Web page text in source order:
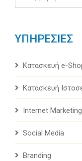
ΥΠΗΡΕΣΙΕΣ
Κατασκευή e-
Κατασκευή
Internet Marketing
Social Media
Branding